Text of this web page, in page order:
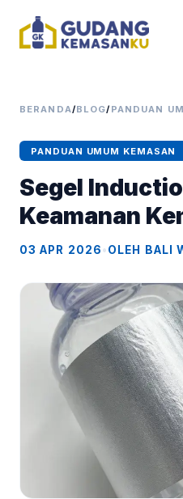
BERANDA/BLOG/ PANDUAN
PANDUAN UMUM KEMASAN
Segel
Keamanan
03 APR 2026•OLEH BALI